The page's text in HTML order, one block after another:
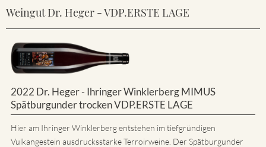
Weingut Dr. Heger - VDP.ERSTE LAGE
2022 Dr. Heger - Ihringer Winklerberg MIMUS
Spätburgunder trocken VDP.ERSTE LAGE
Hier am Ihringer Winklerberg entstehen im tiefgründigen
Vulkangestein ausdrucksstarke Terroirweine. Der Spätburgunder